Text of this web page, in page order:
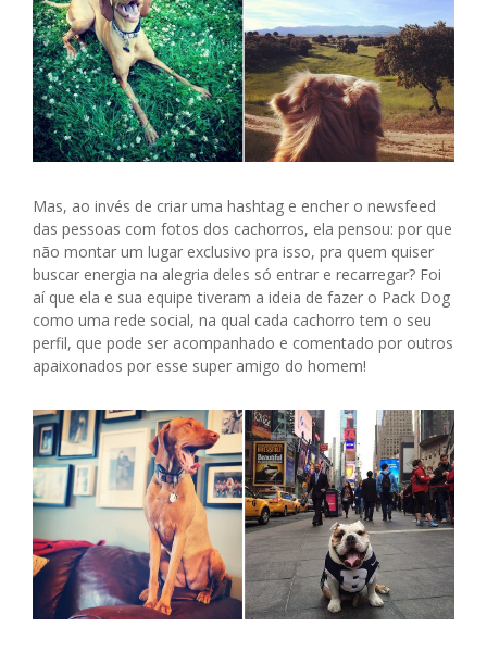
Mas, ao invés de criar uma hashtag e encher o newsfeed
das pessoas com fotos dos cachorros, ela pensou: por que
não montar um lugar exclusivo pra isso, pra quem quiser
buscar energia na alegria deles só entrar e recarregar? Foi
aí que ela e sua equipe tiveram a ideia de fazer o Pack Dog
como uma rede social, na qual cada cachorro tem o seu
perfil, que pode ser acompanhado e comentado por outros
apaixonados por esse super amigo do homem!